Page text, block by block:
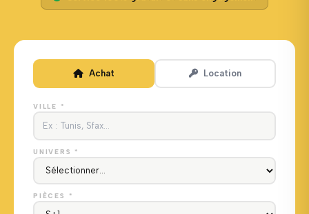
Achat Location
VILLE *
UNIVERS *
PIÈCES *